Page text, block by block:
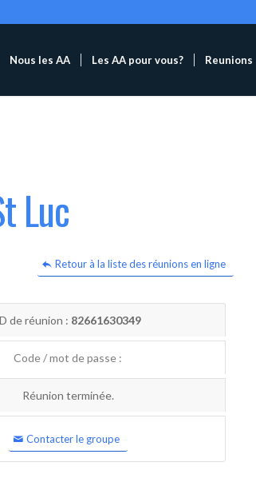
Nous les AA Les AA pour vous? Reunions
Luc
Retour à la liste des réunions en ligne
de réunion : 82661630349
Code / mot de passe :
Réunion terminée.
Contacter le groupe